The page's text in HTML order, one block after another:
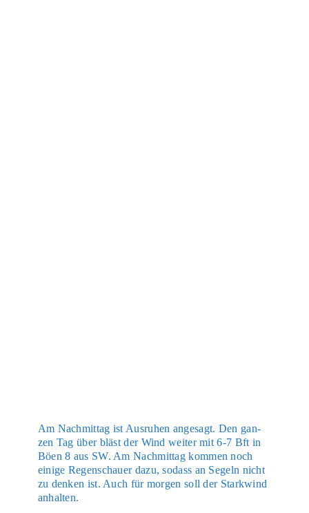
Am Nach­mit­tag ist Aus­ru­hen ange­sagt. Den gan­
zen Tag über bläst der Wind wei­ter mit 6-7 Bft in
Böen 8 aus SW. Am Nach­mit­tag kom­men noch
eini­ge Regen­schau­er dazu, sodass an Segeln nicht
zu den­ken ist. Auch für mor­gen soll der Stark­wind
anhal­ten.